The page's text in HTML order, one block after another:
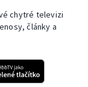
chytré televizi
články a